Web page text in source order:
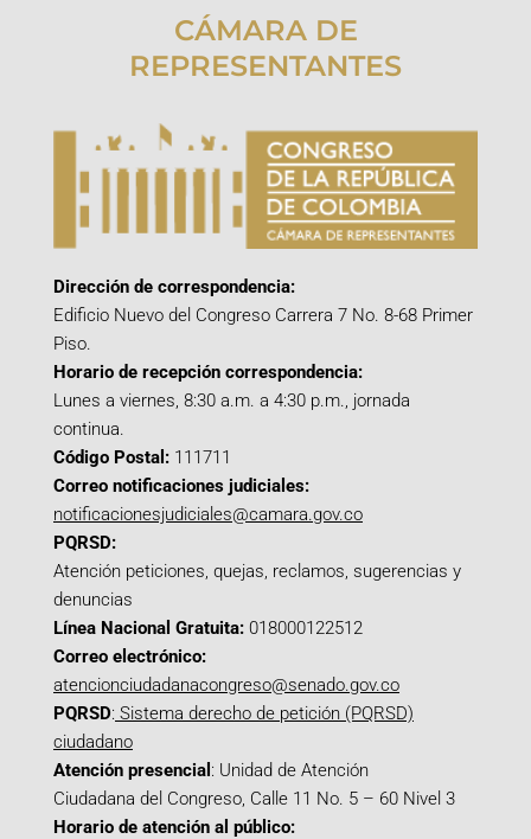
CÁMARA DE
REPRESENTANTES
Dirección de correspondencia:
Edificio Nuevo del Congreso Carrera 7 No. 8-68 Primer
Piso.
Horario de recepción correspondencia:
Lunes a viernes, 8:30 a.m. a 4:30 p.m., jornada
continua.
Código Postal: 111711
Correo notificaciones judiciales:
notificacionesjudiciales@camara.gov.co
PQRSD:
Atención peticiones, quejas, reclamos, sugerencias y
denuncias
Línea Nacional Gratuita: 018000122512
Correo electrónico:
atencionciudadanacongreso@senado.gov.co
PQRSD: Sistema derecho de petición (PQRSD)
ciudadano
Atención presencial : Unidad de Atención
Ciudadana del Congreso, Calle 11 No. 5 – 60 Nivel 3
Horario de atención al público: